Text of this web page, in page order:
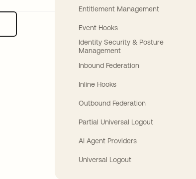
Entitlement Management
Event Hooks
Identity Security & Posture
Management
Inbound Federation
Inline Hooks
Outbound Federation
Partial Universal Logout
AI Agent Providers
Universal Logout